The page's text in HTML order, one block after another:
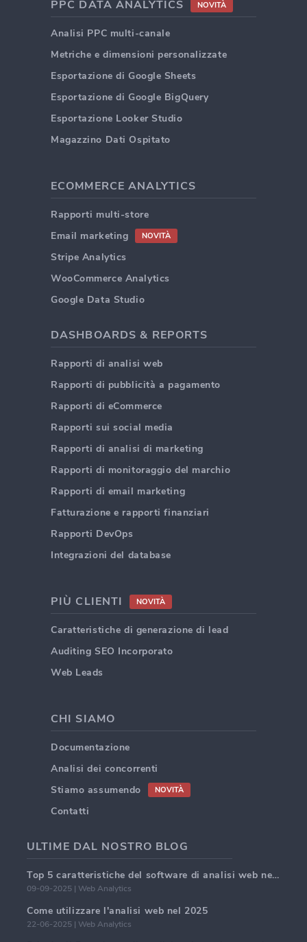
PPC DATA ANALYTICS NOVITÀ
Analisi PPC multi-canale
Metriche e dimensioni personalizzate
Esportazione di Google Sheets
Esportazione di Google BigQuery
Esportazione Looker Studio
Magazzino Dati Ospitato
ECOMMERCE ANALYTICS
Rapporti multi-store
Email marketing
NOVITÀ
Stripe Analytics
WooCommerce Analytics
Google Data Studio
DASHBOARDS & REPORTS
Rapporti di analisi web
Rapporti di pubblicità a pagamento
Rapporti di eCommerce
Rapporti sui social media
Rapporti di analisi di marketing
Rapporti di monitoraggio del marchio
Rapporti di email marketing
Fatturazione e rapporti finanziari
Rapporti DevOps
Integrazioni del database
PIÙ CLIENTI NOVITÀ
Caratteristiche di generazione di lead
Auditing SEO Incorporato
Web Leads
CHI SIAMO
Documentazione
Analisi dei concorrenti
Stiamo assumendo
NOVITÀ
Contatti
ULTIME DAL NOSTRO BLOG
Top 5 caratteristiche del software di analisi web nel 2025
09-09-2025 | Web Analytics
Come utilizzare l'analisi web nel 2025
22-06-2025 | Web Analytics